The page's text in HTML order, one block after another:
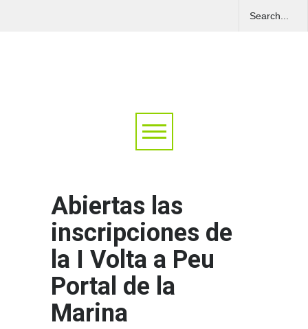
Abiertas las
inscripciones de
la I Volta a Peu
Portal de la
Marina